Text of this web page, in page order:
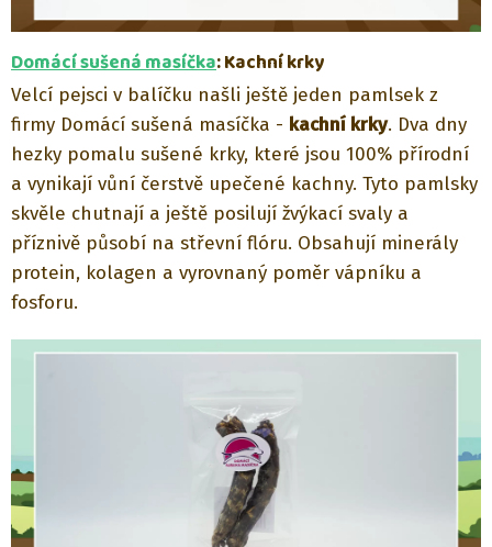
Domácí sušená masíčka: Kachní krky
Velcí pejsci v balíčku našli ještě jeden pamlsek z
firmy Domácí sušená masíčka - kachní krky. Dva dny
hezky pomalu sušené krky, které jsou 100% přírodní
a vynikají vůní čerstvě upečené kachny. Tyto pamlsky
skvěle chutnají a ještě posilují žvýkací svaly a
příznivě působí na střevní flóru. Obsahují minerály
protein, kolagen a vyrovnaný poměr vápníku a
fosforu.